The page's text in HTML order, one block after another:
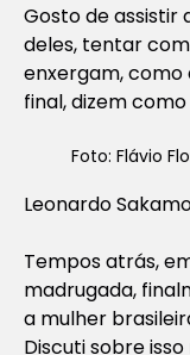
Gosto de assistir
deles, tentar
enxergam, como
final, dizem
Foto: Flávio
Leonardo
Tempos atrás,
madrugada,
a mulher
Discuti sobre